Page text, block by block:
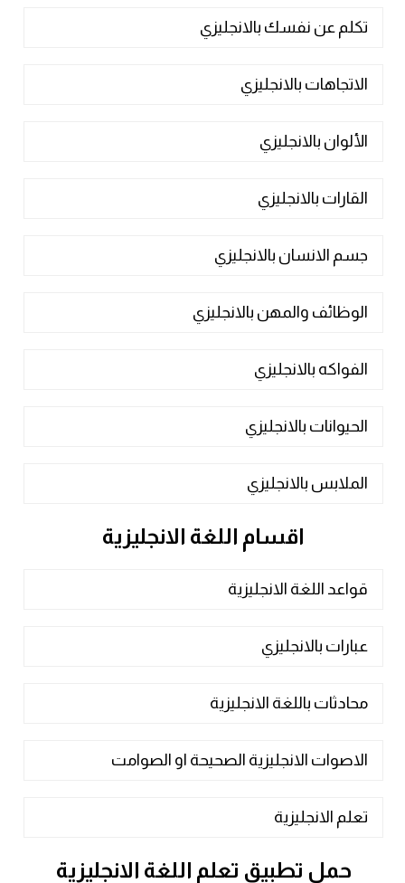
تكلم عن نفسك بالانجليزي
الاتجاهات بالانجليزي
الألوان بالانجليزي
القارات بالانجليزي
جسم الانسان بالانجليزي
الوظائف والمهن بالانجليزي
الفواكه بالانجليزي
الحيوانات بالانجليزي
الملابس بالانجليزي
اقسام اللغة الانجليزية
قواعد اللغة الانجليزية
عبارات بالانجليزي
محادثات باللغة الانجليزية
الاصوات الانجليزية الصحيحة او الصوامت
تعلم الانجليزية
حمل تطبيق تعلم اللغة الانجليزية